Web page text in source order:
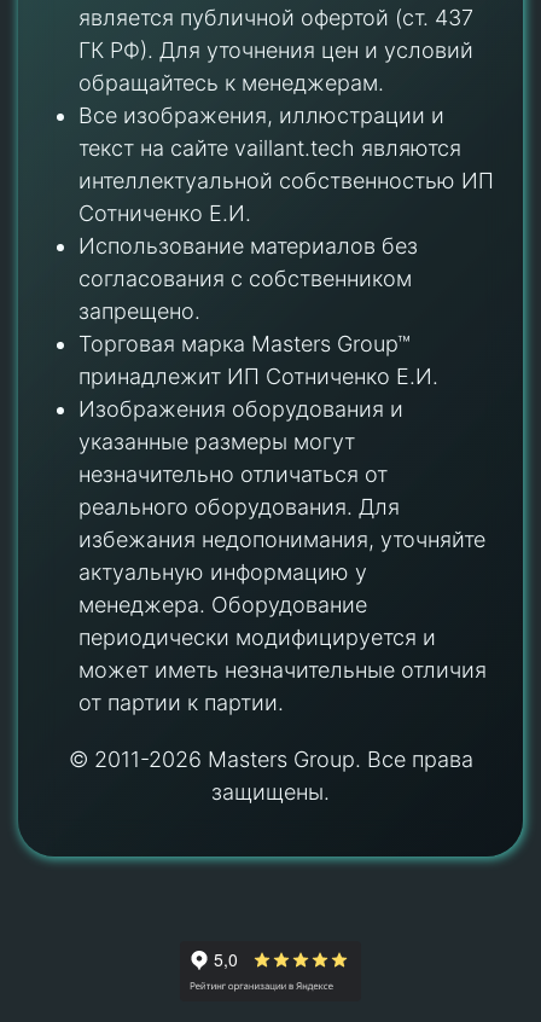
является публичной офертой (ст. 437
ГК РФ). Для уточнения цен и условий
обращайтесь к менеджерам.
Все изображения, иллюстрации и
текст на сайте vaillant.tech являются
интеллектуальной собственностью ИП
Сотниченко Е.И.
Использование материалов без
согласования с собственником
запрещено.
Торговая марка Masters Group™
принадлежит ИП Сотниченко Е.И.
Изображения оборудования и
указанные размеры могут
незначительно отличаться от
реального оборудования. Для
избежания недопонимания, уточняйте
актуальную информацию у
менеджера. Оборудование
периодически модифицируется и
может иметь незначительные отличия
от партии к партии.
© 2011-2026 Masters Group. Все права
защищены.